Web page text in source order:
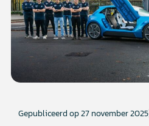
Gepubliceerd op27 november 2025